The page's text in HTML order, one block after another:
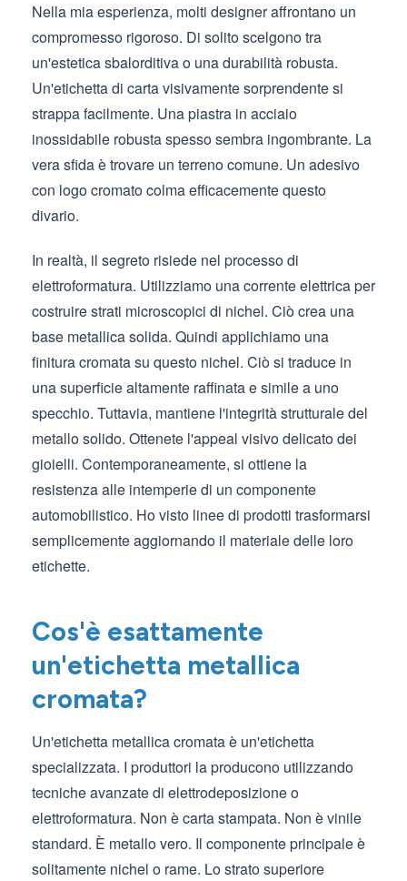
Nella mia esperienza, molti designer affrontano un
compromesso rigoroso. Di solito scelgono tra
un'estetica sbalorditiva o una durabilità robusta.
Un'etichetta di carta visivamente sorprendente si
strappa facilmente. Una piastra in acciaio
inossidabile robusta spesso sembra ingombrante. La
vera sfida è trovare un terreno comune. Un adesivo
con logo cromato colma efficacemente questo
divario.
In realtà, il segreto risiede nel processo di
elettroformatura. Utilizziamo una corrente elettrica per
costruire strati microscopici di nichel. Ciò crea una
base metallica solida. Quindi applichiamo una
finitura cromata su questo nichel. Ciò si traduce in
una superficie altamente raffinata e simile a uno
specchio. Tuttavia, mantiene l'integrità strutturale del
metallo solido. Ottenete l'appeal visivo delicato dei
gioielli. Contemporaneamente, si ottiene la
resistenza alle intemperie di un componente
automobilistico. Ho visto linee di prodotti trasformarsi
semplicemente aggiornando il materiale delle loro
etichette.
Cos'è esattamente
un'etichetta metallica
cromata?
Un'etichetta metallica cromata è un'etichetta
specializzata. I produttori la producono utilizzando
tecniche avanzate di elettrodeposizione o
elettroformatura. Non è carta stampata. Non è vinile
standard. È metallo vero. Il componente principale è
solitamente nichel o rame. Lo strato superiore